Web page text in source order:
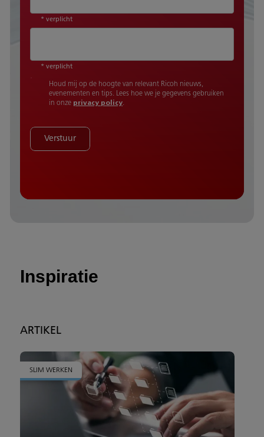
* verplicht
* verplicht
Houd mij op de hoogte van relevant Ricoh nieuws,
evenementen en tips. Lees hoe we je gegevens gebruiken
in onze privacy policy.
Verstuur
Inspiratie
ARTIKEL
SLIM WERKEN